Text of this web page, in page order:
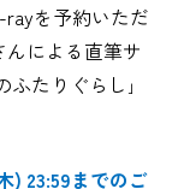
を予約いただ
による直筆サ
ふたりぐらし｣
) 23:59までのご